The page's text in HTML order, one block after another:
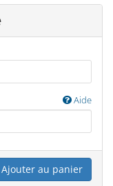
Aide
Ajouter au panier